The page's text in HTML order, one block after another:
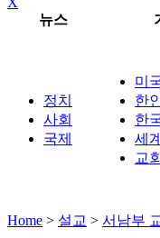
뉴스
정치
사회
국제
미
한
한
세
교
Home > 설교 > 서남부